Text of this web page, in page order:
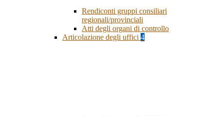
Rendiconti gruppi consiliari
regionali/provinciali
Atti degli organi di controllo
Articolazione degli uffici 4